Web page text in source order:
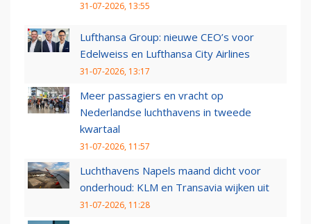
31-07-2026, 13:55
Lufthansa Group: nieuwe CEO’s voor
Edelweiss en Lufthansa City Airlines
31-07-2026, 13:17
Meer passagiers en vracht op
Nederlandse luchthavens in tweede
kwartaal
31-07-2026, 11:57
Luchthavens Napels maand dicht voor
onderhoud: KLM en Transavia wijken uit
31-07-2026, 11:28